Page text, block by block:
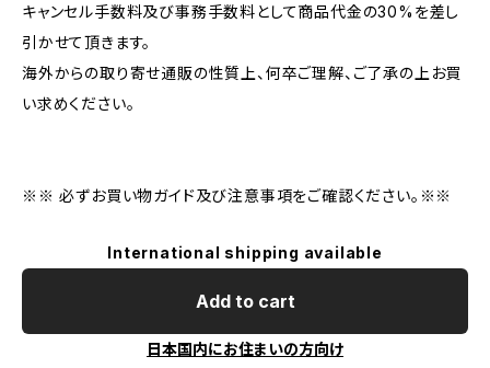
キャンセル手数料及び事務手数料として商品代金の30%を差し
引かせて頂きます。
海外からの取り寄せ通販の性質上、何卒ご理解、ご了承の上お買
い求めください。
※※ 必ずお買い物ガイド及び注意事項をご確認ください。※※
International shipping available
Add to cart
日本国内にお住まいの方向け